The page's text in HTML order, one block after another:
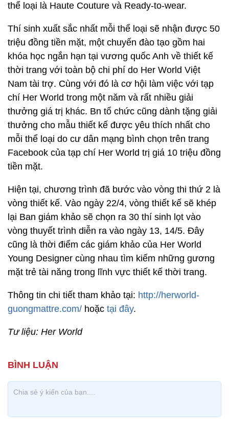
thể loại là Haute Couture và Ready-to-wear.
Thí sinh xuất sắc nhất mỗi thể loại sẽ nhận được 50
triệu đồng tiền mặt, một chuyến đào tạo gồm hai
khóa học ngắn hạn tại vương quốc Anh về thiết kế
thời trang với toàn bộ chi phí do Her World Việt
Nam tài trợ. Cùng với đó là cơ hội làm việc với tạp
chí Her World trong một năm và rất nhiều giải
thưởng giá trị khác. Bn tổ chức cũng dành tặng giải
thưởng cho mẫu thiết kế được yêu thích nhất cho
mỗi thể loại do cư dân mạng bình chọn trên trang
Facebook của tạp chí Her World trị giá 10 triệu đồng
tiền mặt.
Hiện tại, chương trình đã bước vào vòng thi thứ 2 là
vòng thiết kế. Vào ngày 22/4, vòng thiết kế sẽ khép
lại Ban giám khảo sẽ chọn ra 30 thí sinh lọt vào
vòng thuyết trình diễn ra vào ngày 13, 14/5. Đây
cũng là thời điểm các giám khảo của Her World
Young Designer cùng nhau tìm kiếm những gương
mặt trẻ tài năng trong lĩnh vực thiết kế thời trang.
Thông tin chi tiết tham khảo tại: http://herworld-
guongmattre.com/ hoặc tại đây.
Tư liệu: Her World